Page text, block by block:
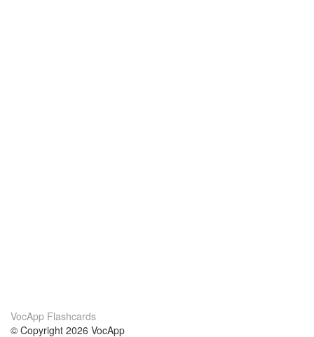
VocApp Flashcards
© Copyright 2026 VocApp